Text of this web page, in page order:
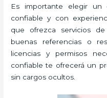
Es importante elegir un
confiable y con
que ofrezca servicios
buenas referencias o
licencias y permisos
confiable te ofrecerá un
sin cargos ocultos.